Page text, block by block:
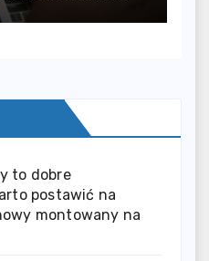
to dobre
postawić na
montowany na